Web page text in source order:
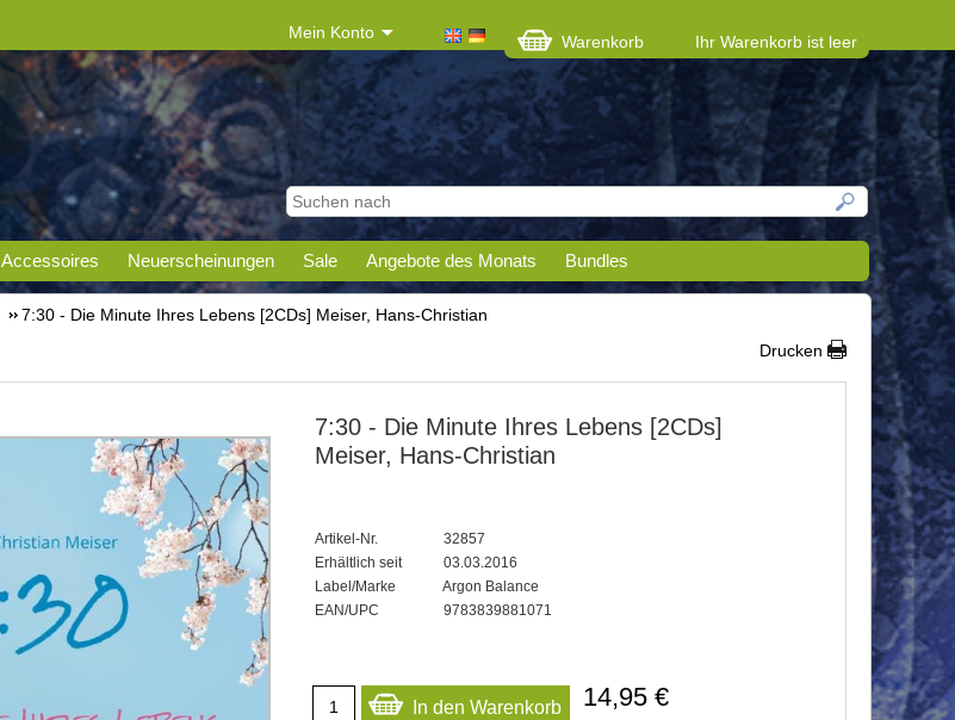
Mein Konto Warenkorb Ihr Warenkorb ist leer
Accessoires Neuerscheinungen Sale Angebote des Monats Bundles
7:30 - Die Minute Ihres Lebens [2CDs] Meiser, Hans-Christian
Drucken
7:30 - Die Minute Ihres Lebens [2CDs]
Meiser, Hans-Christian
Artikel-Nr.
32857
Erhältlich seit
03.03.2016
Label/Marke
Argon Balance
EAN/UPC
9783839881071
In den Warenkorb 14,95 €